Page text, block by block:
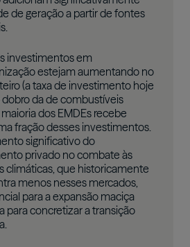
de geração a partir de fontes
investimentos em
estejam aumentando no
(a taxa de investimento hoje
dobro da de combustíveis
dos EMDEs recebe
fração desses investimentos.
significativo do
privado no combate às
climáticas, que historicamente
menos nesses mercados,
para a expansão maciça
para concretizar a transição